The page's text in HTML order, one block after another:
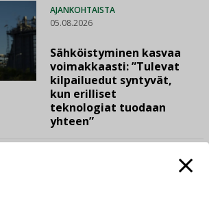
AJANKOHTAISTA
05.08.2026
Sähköistyminen kasvaa
voimakkaasti: ”Tulevat
kilpailuedut syntyvät,
kun erilliset
teknologiat tuodaan
yhteen”